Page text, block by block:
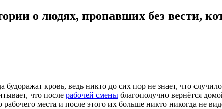
о людях, пропавших без вести,
будоражат кровь, ведь никто до сих пор не знает, что
что после рабочей смены благополучно вернётся
места и после этого их больше никто никогда не